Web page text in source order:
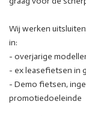
Wij werken
in:
- overjarige
- ex leasefietsen in
- Demo fietsen,
promotiedoeleinde